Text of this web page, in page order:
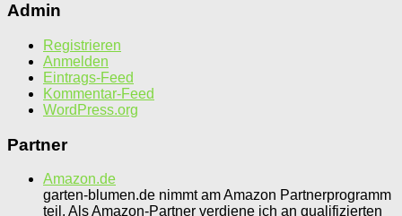
Admin
Registrieren
Anmelden
Eintrags-Feed
Kommentar-Feed
WordPress.org
Partner
Amazon.de
garten-blumen.de nimmt am Amazon Partnerprogramm
teil. Als Amazon-Partner verdiene ich an qualifizierten